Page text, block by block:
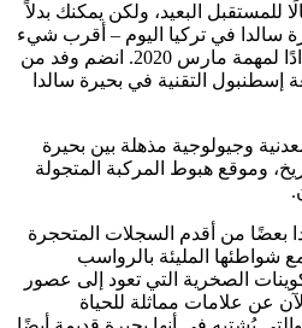
للمستقبل البعيد، ولكن يمكنك بدلاً
سالدا في تركيا اليوم – أقرب شيء
إلى المريخ على الأرض. استعدادًا لمهمة مارس 2020. انضم وفد من
إسطنبول التقنية في بحيرة سالدا
وجيولوجية مذهلة بين بحيرة
وموقع هبوط المركبة المتجولة
بعضًا من أقدم السجلات المتحجرة
شواطئها المليئة بالرواسب
الصخرية التي تعود إلى عصور
عن علامات مماثلة للحياة